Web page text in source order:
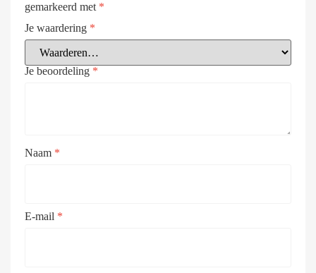
gemarkeerd met *
Je waardering *
Je beoordeling *
Naam *
E-mail *